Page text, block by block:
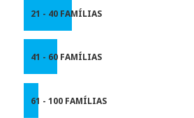
21 - 40 FAMÍLIAS
41 - 60 FAMÍLIAS
61 - 100 FAMÍLIAS